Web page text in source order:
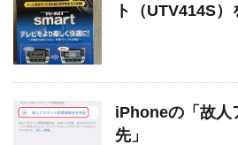
ト（UTV414S
iPhoneの「故人
先」